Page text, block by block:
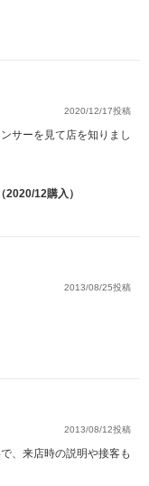
2020/12/17投稿
サーを見て店を知りまし
12購入）
2013/08/25投稿
2013/08/12投稿
、来店時の説明や接客も